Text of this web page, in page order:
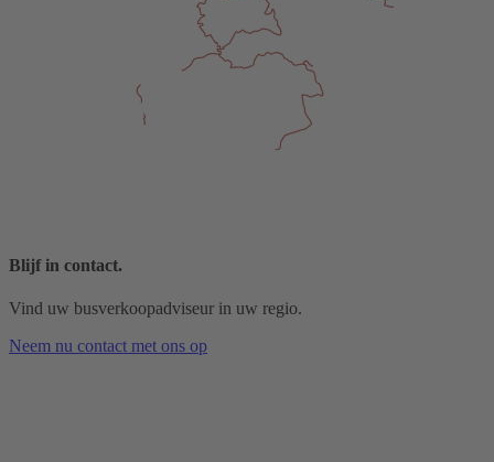
Blijf in contact.
Vind uw busverkoopadviseur in uw regio.
Neem nu contact met ons op